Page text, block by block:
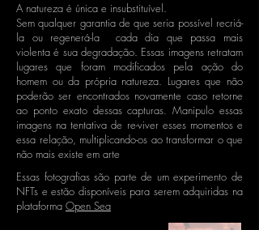
A natureza é única e insubstituível.
Sem qualquer garantia de que seria possível recriá-
la ou regenerá-la cada dia que passa mais
violenta é sua degradação. Essas imagens retratam
lugares que foram modificados pela ação do
homem ou da própria natureza. Lugares que não
poderão ser encontrados novamente caso retorne
ao ponto exato dessas capturas. Manipulo essas
imagens na tentativa de re-viver esses momentos e
essa relação, multiplicando-os ao transformar o que
não mais existe em arte
Essas fotografias são parte de um experimento de
NFTs e estão disponíveis para serem adquiridas na
plataforma Open Sea